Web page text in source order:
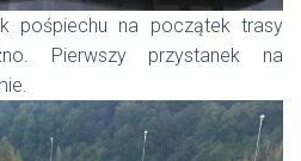
pośpiechu na początek trasy
Pierwszy przystanek na